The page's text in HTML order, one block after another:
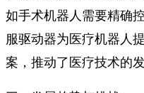
如手术机器人需要精确
服驱动器为医疗机器人
案，推动了医疗技术的发